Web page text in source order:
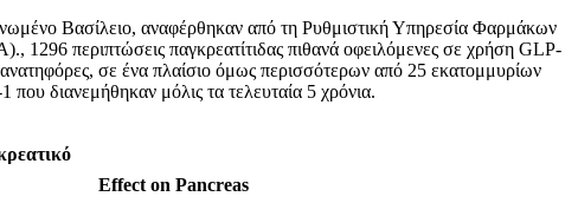
Βασίλειο, αναφέρθηκαν από τη Ρυθμιστική Υπηρεσία Φαρμάκων
1296 περιπτώσεις παγκρεατίτιδας πιθανά οφειλόμενες σε χρήση GLP-
σε ένα πλαίσιο όμως περισσότερων από 25 εκατομμυρίων
διανεμήθηκαν μόλις τα τελευταία 5 χρόνια.
Effect on Pancreas